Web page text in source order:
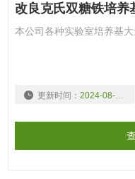
改良克氏双糖铁培养
本公司各种实验室培养基
更新时间： 2024-08-08